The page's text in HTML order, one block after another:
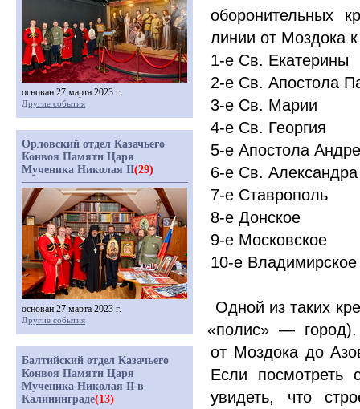
оборонительных
линии от Моздока
1-е Св. Екатерины
2-е Св. Апостола
3-е Св. Марии
4-е Св. Георгия
5-е Апостола
6-е Св. Александра
7-е Ставрополь
8-е Донское
9-е Московское
10-е Владимирское
Одной из таких
«полис» — город).
от Моздока до
Если посмотреть
увидеть, что
основан 27 марта 2023 г.
Другие события
Орловский отдел Казачьего
Конвоя Памяти Царя
Мученика Николая II(29)
основан 27 марта 2023 г.
Другие события
Балтийский отдел Казачьего
Конвоя Памяти Царя
Мученика Николая II в
Калининграде(13)